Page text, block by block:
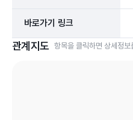
바로가기 링크
관계지도 항목을 클릭하면 상세정